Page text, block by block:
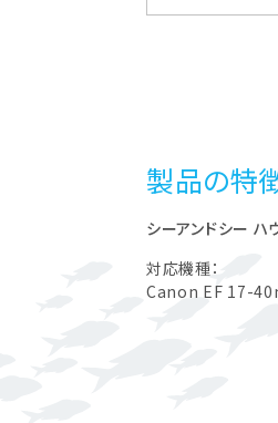
製品の特
シーアンドシー ハ
対応機種：
Canon EF 17-